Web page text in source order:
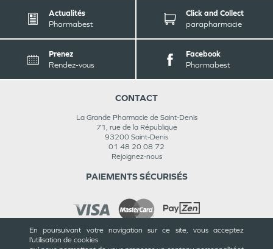
En poursuivant votre navigation sur ce site, vous acceptez
l’utilisation de cookies
Actualités
Pharmabest
Click and Collect
parapharmacie
Prenez
Rendez-vous
Facebook
Pharmabest
CONTACT
La Grande Pharmacie de Saint-Denis
71, rue de la République
93200 Saint-Denis
01 48 20 08 72
Rejoignez-nous
PAIEMENTS SÉCURISÉS